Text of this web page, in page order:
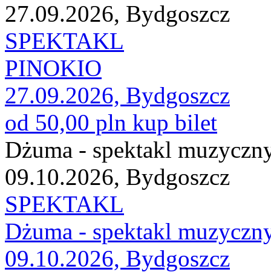
27.09.2026, Bydgoszcz
SPEKTAKL
PINOKIO
27.09.2026, Bydgoszcz
od 50,00 pln kup bilet
Dżuma - spektakl
09.10.2026, Bydgoszcz
SPEKTAKL
Dżuma - spektakl
09.10.2026, Bydgoszcz